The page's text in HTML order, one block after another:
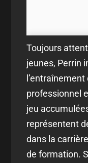
Toujours
jeunes, Perrin
professionnel
jeu
représentent
dans la
de formation.